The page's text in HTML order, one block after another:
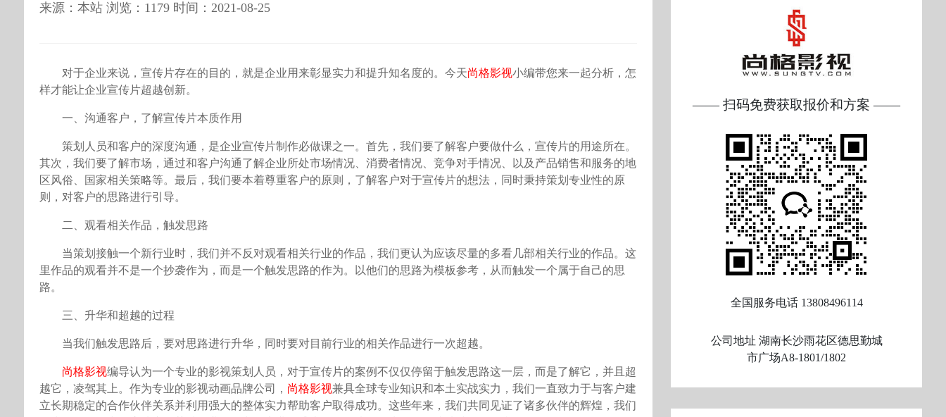
来源：本站 浏览：1179 时间：2021-08-25
对于企业来说，宣传片存在的目的，就是企业用来彰显实力和提升知名度的。今天尚格影视小编带您来一起分析，怎
样才能让企业宣传片超越创新。
一、沟通客户，了解宣传片本质作用
策划人员和客户的深度沟通，是企业宣传片制作必做课之一。首先，我们要了解客户要做什么，宣传片的用途所在。
其次，我们要了解市场，通过和客户沟通了解企业所处市场情况、消费者情况、竞争对手情况、以及产品销售和服务的地
区风俗、国家相关策略等。最后，我们要本着尊重客户的原则，了解客户对于宣传片的想法，同时秉持策划专业性的原
则，对客户的思路进行引导。
二、观看相关作品，触发思路
当策划接触一个新行业时，我们并不反对观看相关行业的作品，我们更认为应该尽量的多看几部相关行业的作品。这
里作品的观看并不是一个抄袭作为，而是一个触发思路的作为。以他们的思路为模板参考，从而触发一个属于自己的思
路。
三、升华和超越的过程
当我们触发思路后，要对思路进行升华，同时要对目前行业的相关作品进行一次超越。
尚格影视编导认为一个专业的影视策划人员，对于宣传片的案例不仅仅停留于触发思路这一层，而是了解它，并且超
越它，凌驾其上。作为专业的影视动画品牌公司， 尚格影视兼具全球专业知识和本土实战实力，我们一直致力于与客户建
立长期稳定的合作伙伴关系并利用强大的整体实力帮助客户取得成功。这些年来，我们共同见证了诸多伙伴的辉煌，我们
—— 扫码免费获取报价和方案 ——
全国服务电话 13808496114
公司地址 湖南长沙雨花区德思勤城
市广场A8-1801/1802